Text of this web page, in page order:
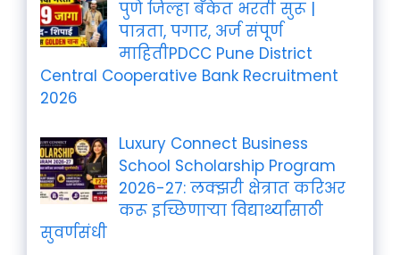
पुणे जिल्हा बँकेत भरती सुरू |
पात्रता, पगार, अर्ज संपूर्ण
माहितीPDCC Pune District
Central Cooperative Bank Recruitment
2026
Luxury Connect Business
School Scholarship Program
2026-27: लक्झरी क्षेत्रात करिअर
करू इच्छिणाऱ्या विद्यार्थ्यांसाठी
सुवर्णसंधी